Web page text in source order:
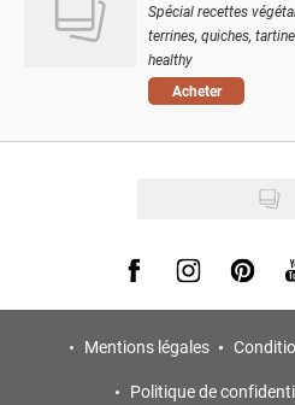
Spécial recettes
terrines, quiches,
healthy
Acheter
Visit us on Facebook
Visit us onVisit us
Mentions légales
Politique de